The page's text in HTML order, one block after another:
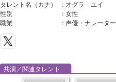
タレント名（カナ） ： オグラ ユイ
性別
：女性
職業
：声優・ナレーター
共演／関連タレント